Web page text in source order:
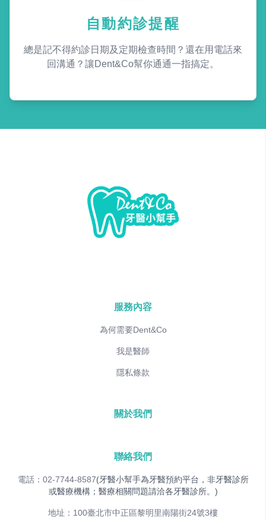
自動約診提醒
總是記不得約診日期及定期檢查時間？還在用電話來
回溝通？讓Dent&Co幫你通通一指搞定。
服務內容
為何需要Dent&Co
我是醫師
隱私條款
關於我們
聯絡我們
電話：02-7744-8587(牙醫小幫手為牙醫預約平台，非牙醫診所
或醫療機構；醫療相關問題請洽各牙醫診所。)
地址：100臺北市中正區黎明里南陽街24號3樓